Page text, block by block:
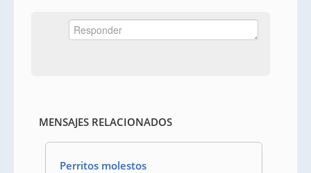
MENSAJES RELACIONADOS
Perritos molestos